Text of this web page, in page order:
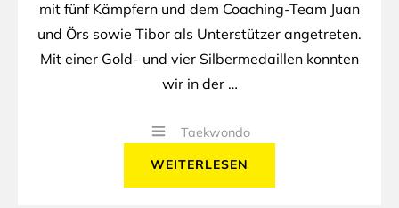
mit fünf Kämpfern und dem Coaching-Team Juan
und Örs sowie Tibor als Unterstützer angetreten.
Mit einer Gold- und vier Silbermedaillen konnten
wir in der …
Taekwondo
WEITERLESEN